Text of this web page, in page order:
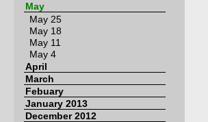
May
May 25
May 18
May 11
May 4
April
March
Febuary
January 2013
December 2012